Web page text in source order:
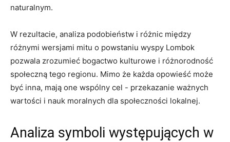
naturalnym.
W rezultacie, analiza podobieństw i różnic między
różnymi⁣ wersjami mitu o⁢ powstaniu wyspy ⁤Lombok
pozwala zrozumieć bogactwo kulturowe i⁢ różnorodność⁣
społeczną tego‍ regionu.‌ Mimo że każda opowieść może
być inna, mają one⁢ wspólny cel -⁣ przekazanie ważnych
wartości i nauk moralnych dla społeczności ‌lokalnej.
Analiza symboli ⁢występujących w